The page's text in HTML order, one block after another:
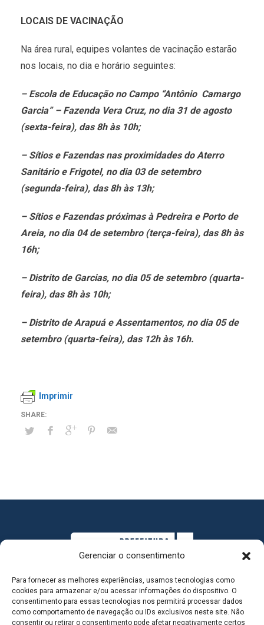
Gerenciar o consentimento
Para fornecer as melhores experiências, usamos tecnologias como
cookies para armazenar e/ou acessar informações do dispositivo. O
consentimento para essas tecnologias nos permitirá processar dados
como comportamento de navegação ou IDs exclusivos neste site. Não
consentir ou retirar o consentimento pode afetar negativamente certos
LOCAIS DE VACINAÇÃO
Na área rural, equipes volantes de vacinação estarão
nos locais, no dia e horário seguintes:
– Escola de Educação no Campo “Antônio Camargo
Garcia” – Fazenda Vera Cruz, no dia 31 de agosto
(sexta-feira), das 8h às 10h;
– Sítios e Fazendas nas proximidades do Aterro
Sanitário e Frigotel, no dia 03 de setembro
(segunda-feira), das 8h às 13h;
– Sítios e Fazendas próximas à Pedreira e Porto de
Areia, no dia 04 de setembro (terça-feira), das 8h às
16h;
– Distrito de Garcias, no dia 05 de setembro (quarta-
feira), das 8h às 10h;
– Distrito de Arapuá e Assentamentos, no dia 05 de
setembro (quarta-feira), das 12h às 16h.
Imprimir